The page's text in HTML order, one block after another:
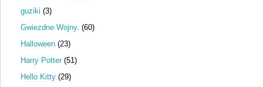
guziki (3)
Gwiezdne Wojny. (60)
Halloween (23)
Harry Potter (51)
Hello Kitty (29)